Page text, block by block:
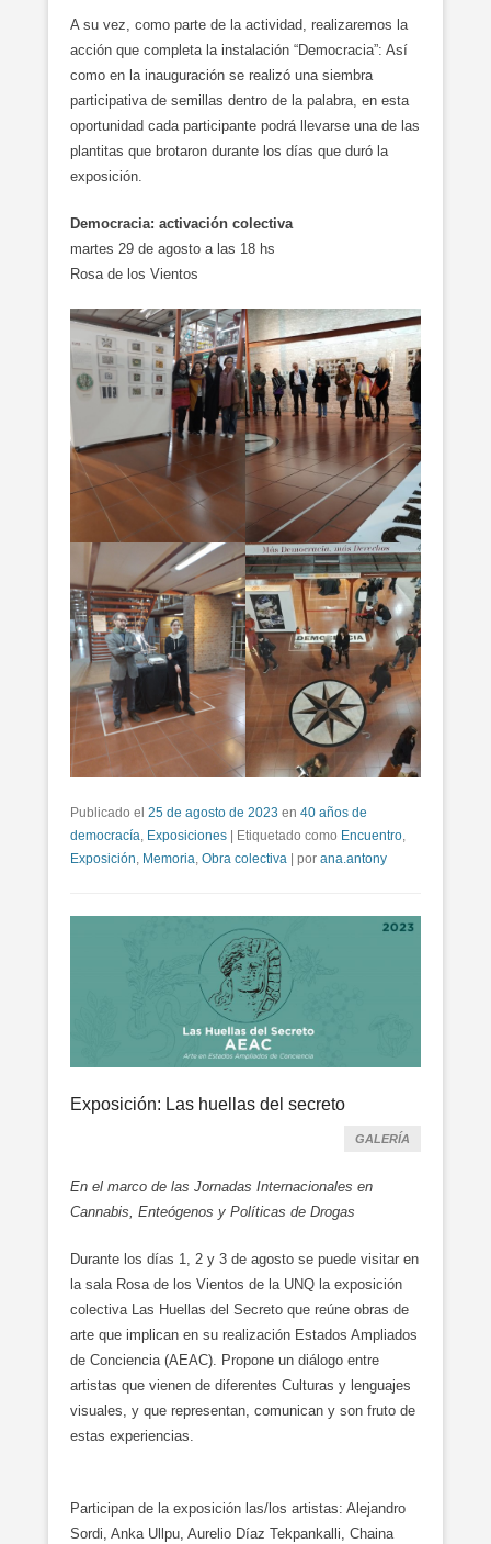
A su vez, como parte de la actividad, realizaremos la
acción que completa la instalación “Democracia”: Así
como en la inauguración se realizó una siembra
participativa de semillas dentro de la palabra, en esta
oportunidad cada participante podrá llevarse una de las
plantitas que brotaron durante los días que duró la
exposición.
Democracia: activación colectiva
martes 29 de agosto a las 18 hs
Rosa de los Vientos
Publicado el 25 de agosto de 2023 en 40 años de
democracía, Exposiciones Etiquetado como Encuentro,
Exposición, Memoria, Obra colectiva por ana.antony
Exposición: Las huellas del secreto
GALERÍA
En el marco de las Jornadas Internacionales en
Cannabis, Enteógenos y Políticas de Drogas
Durante los días 1, 2 y 3 de agosto se puede visitar en
la sala Rosa de los Vientos de la UNQ la exposición
colectiva Las Huellas del Secreto que reúne obras de
arte que implican en su realización Estados Ampliados
de Conciencia (AEAC). Propone un diálogo entre
artistas que vienen de diferentes Culturas y lenguajes
visuales, y que representan, comunican y son fruto de
estas experiencias.
Participan de la exposición las/los artistas: Alejandro
Sordi, Anka Ullpu, Aurelio Díaz Tekpankalli, Chaina